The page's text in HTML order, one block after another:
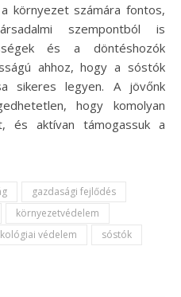
környezet számára fontos,
szempontból is
és a döntéshozók
ahhoz, hogy a sóstók
sikeres legyen. A jövőnk
hogy komolyan
és aktívan támogassuk a
gazdasági fejlődés
környezetvédelem
védelem
sóstók